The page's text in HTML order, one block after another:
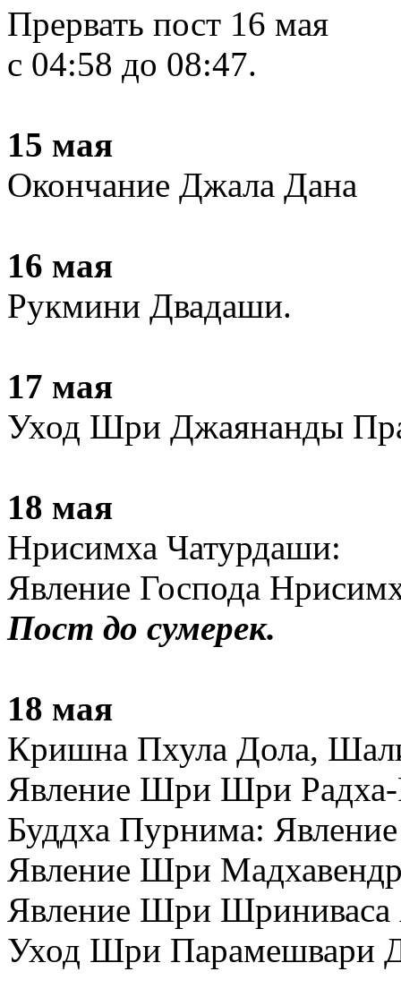
Прервать пост 16 мая
с 04:58 до 08:47.
15 мая
Окончание Джала Дана
16 мая
Рукмини Двадаши.
17 мая
Уход Шри Джаянанды
18 мая
Нрисимха Чатурдаши:
Явление Господа
Пост до сумерек.
18 мая
Кришна Пхула Дола,
Явление Шри Шри
Буддха Пурнима:
Явление Шри
Явление Шри Шриниваса
Уход Шри Парамешвари